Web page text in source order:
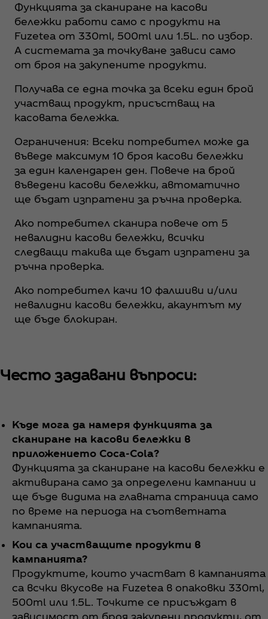
изображен
ия.
Ако са
коректни,
натиснете
бутона за
потвържде
ние. Ако не
са,
поискайте
проверка.
ново
сканиране,
за да
съберете
още повече
на брой
точки.
Функцията за сканиране на касови
бележки работи само с продукти на
Fuzetea от 330ml, 500ml или 1.5L. по избор.
А системата за точкуване зависи само
от броя на закупените продукти.
Получава се една точка за всеки един брой
участващ продукт, присъстващ на
касовата бележка.
Ограничения: Всеки потребител може да
въведе максимум 10 броя касови бележки
за един календарен ден. Повече на брой
въведени касови бележки, автоматично
ще бъдат изпратени за ръчна проверка.
Ако потребител сканира повече от 5
невалидни касови бележки, всички
следващи такива ще бъдат изпратени за
ръчна проверка.
Ако потребител качи 10 фалшиви и/или
невалидни касови бележки, акаунтът му
ще бъде блокиран.
Често задавани въпроси:
Къде мога да намеря функцията за
сканиране на касови бележки в
приложението Coca‑Cola?
Функцията за сканиране на касови бележки е
активирана само за определени кампании и
ще бъде видима на главната страница само
по време на периода на съответната
кампанията.
Кои са участващите продукти в
кампанията?
Продуктите, които участват в кампанията
са всчки вкусове на Fuzetea в опаковки 330ml,
500ml или 1.5L. Точките се присъждат в
зависимост от броя закупени продукти, от